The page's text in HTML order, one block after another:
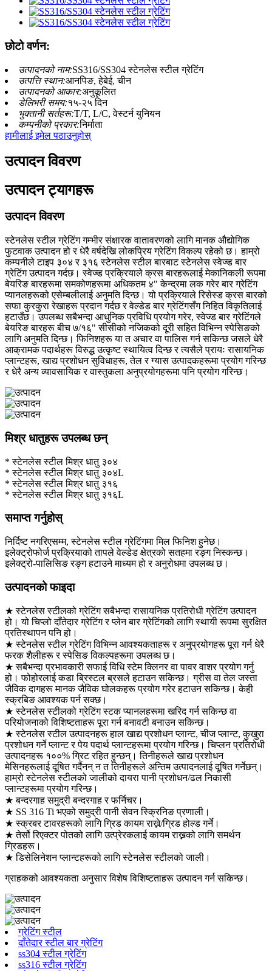
छोटो वर्णन:
उत्पादनको नाम:SS316/SS304 स्टेनलेस स्टील ग्रेटिंग
उत्पत्ति स्थान:आनपिङ, हेबेई, चीन
उत्पादनको आकार:अनुकूलित
डेलिभरी समय:१५-२५ दिन
भुक्तानी सर्तहरू:T/T, L/C, वेस्टर्न युनियन
कम्पनीको प्रकार:निर्माता
हामीलाई इमेल पठाउनुहोस्
उत्पादन विवरण
उत्पादन ट्यागहरू
उत्पादन विवरण
स्टेनलेस स्टील ग्रेटिंग गम्भीर संक्षारक वातावरणको लागि मानक औद्योगिक
फुटवाक उत्पादन हो र धेरै वर्षदेखि लोकप्रिय ग्रेटिंग विकल्प रहेको छ। हाम्रो
कम्पनीले टाइप ३०४ र ३१६ स्टेनलेस स्टील बारबाट स्टेनलेस स्वेज्ड बार
ग्रेटिंग उत्पादन गर्दछ। स्वेज्ड प्रक्रियाले क्रस बारहरूलाई मेकानिकली रूपमा
बेयरिङ बारहरूमा समकोणहरूमा अधिकतम ४" केन्द्रमा लक गरेर बार ग्रेटिंग
प्यानलहरूको एसेम्बलीलाई अनुमति दिन्छ। यो प्रक्रियाले रिसेस्ड क्रस बारको
सफा कुरकुरा रेखाहरू प्रदान गर्दछ र वेल्डेड बार ग्रेटिंगसँग निहित विकृतिलाई
हटाउँछ। उपलब्ध सबैभन्दा आधुनिक प्रविधि प्रयोग गरेर, स्वेज्ड बार ग्रेटिंगले
बेयरिङ बारहरू बीच ७/१६" सीसीको नजिकको दूरी सहित विभिन्न स्पेसिङको
लागि अनुमति दिन्छ। फिनिशहरू या त अचार वा पालिस गर्न सकिन्छ जसले धेरै
आक्रामक पदार्थहरू विरुद्ध उत्कृष्ट स्थायित्व दिन्छ र त्यसैले प्रायः रासायनिक
प्लान्टहरू, खाद्य प्रशोधन सुविधाहरू, तेल र ग्यास उत्पादकहरूमा प्रयोग गरिन्छ
र धेरै अन्य व्यावसायिक र वास्तुकला अनुप्रयोगहरूमा पनि प्रयोग गरिन्छ।
मिश्र धातुहरू उपलब्ध छन्
* स्टेनलेस स्टील मिश्र धातु ३०४
* स्टेनलेस स्टील मिश्र धातु ३०४L
* स्टेनलेस स्टील मिश्र धातु ३१६
* स्टेनलेस स्टील मिश्र धातु ३१६L
समाप्त गर्नुहोस्
निर्दिष्ट नगरिएसम्म, स्टेनलेस स्टील ग्रेटिंगमा मिल फिनिश हुनेछ।
इलेक्ट्रोफोर्ज प्रक्रियाको तापले वेल्डेड क्षेत्रको सतहमा रङ्ग निस्कन्छ।
इलेक्ट्रो-पालिसिङ रङ्ग हटाउने माध्यम हो र अनुरोधमा उपलब्ध छ।
उत्पादनको फाइदा
★ स्टेनलेस स्टीलको ग्रेटिंग सबैभन्दा रासायनिक प्रतिरोधी ग्रेटिंग उत्पादन
हो। यो चिप्लो दाँतेदार ग्रेटिंग र प्लेन बार ग्रेटिंगको लागि स्थायी रूपमा सुरक्षित
प्रतिस्थापन पनि हो।
★ स्टेनलेस स्टील ग्रेटिंग विभिन्न आवश्यकताहरू र अनुप्रयोगहरू पूरा गर्न धेरै
फरक शैलीहरू र स्पेसिङ विकल्पहरूमा उपलब्ध छ।
★ सबैभन्दा प्रभावकारी सफाई विधि स्टेम क्लिनर वा पावर वाशर प्रयोग गर्नु
हो। फोहोरलाई कडा ब्रिस्टल ब्रसले हटाउन सकिन्छ। ग्रीस वा तेल जस्ता
जैविक दागहरू मानक जैविक घोलकहरू प्रयोग गरेर हटाउन सकिन्छ। केही
स्क्रबिङ आवश्यक पर्न सक्छ।
★ स्टेनलेस स्टीलको ग्रेटिंग स्टक प्यानलहरूमा खरिद गर्न सकिन्छ वा
परियोजनाको विशिष्टताहरू पूरा गर्न बनावटी बनाउन सकिन्छ।
★ स्टेनलेस स्टील उत्पादनहरू हाल खाद्य प्रशोधन प्लान्ट, चीज प्लान्ट, कुखुरा
प्रशोधन गर्ने प्लान्ट र पेय पदार्थ प्लान्टहरूमा प्रयोग गरिन्छ। चिप्लन प्रतिरोधी
उत्पादनहरू १००% ग्रिट रहित हुन्छन्। तिनीहरूले खाद्य प्रशोधन
मेसिनहरूलाई दूषित गर्दैनन् न त तिनीहरूले अन्तिम उत्पादनलाई दूषित गर्नेछन्।
हाम्रो स्टेनलेस स्टीलको जालीको दायरा पानी प्रशोधन/ढल निकासी
प्लान्टहरूमा प्रयोग गरिन्छ।
★ बन्दरगाह समुद्री बन्दरगाह र फर्निचर।
★ SS 316 Ti भएको समुद्री पानी सेवन स्क्रिनिङ प्रणाली।
★ स्क्रबर टावरहरूको लागि ग्रिड कायम राख्ने/ग्रिड होल्ड गर्ने।
★ तेर्सो रिएक्टर पोतको लागि उत्प्रेरकलाई कायम राख्नको लागि समर्थन
ग्रिडहरू।
★ डिसेलिनेशन प्लान्टहरूको लागि स्टेनलेस स्टीलको जाली।
ग्राहकको आवश्यकता अनुसार विशेष विशिष्टताहरू उत्पादन गर्न सकिन्छ।
ग्रेटिंग स्टील
दाँतेदार स्टील बार ग्रेटिंग
ss304 स्टील ग्रेटिंग
ss316 स्टील ग्रेटिंग